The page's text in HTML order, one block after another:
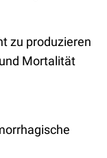
zu produzieren
Mortalität